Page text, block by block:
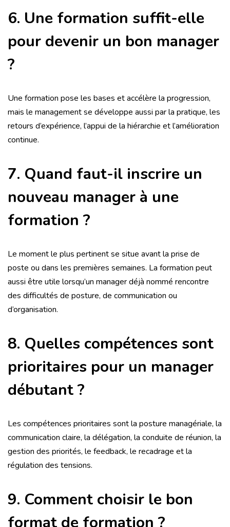
6. Une formation suffit-elle
pour devenir un bon manager
?
Une formation pose les bases et accélère la progression,
mais le management se développe aussi par la pratique, les
retours d’expérience, l’appui de la hiérarchie et l’amélioration
continue.
7. Quand faut-il inscrire un
nouveau manager à une
formation ?
Le moment le plus pertinent se situe avant la prise de
poste ou dans les premières semaines. La formation peut
aussi être utile lorsqu’un manager déjà nommé rencontre
des difficultés de posture, de communication ou
d’organisation.
8. Quelles compétences sont
prioritaires pour un manager
débutant ?
Les compétences prioritaires sont la posture managériale, la
communication claire, la délégation, la conduite de réunion, la
gestion des priorités, le feedback, le recadrage et la
régulation des tensions.
9. Comment choisir le bon
format de formation ?